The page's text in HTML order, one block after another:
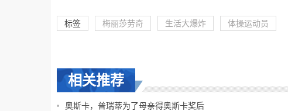
标签 梅丽莎劳奇 生活大爆炸
体操运动员
相关推荐
奥斯卡，普瑞蒂为了母亲得奥斯卡奖后